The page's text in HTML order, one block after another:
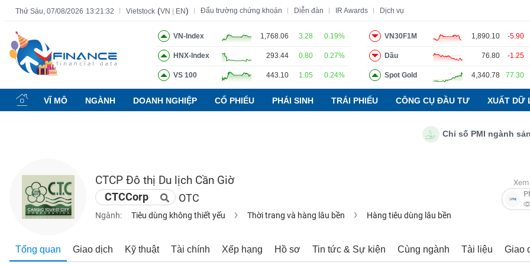
Thứ Sáu, 07/08/2026 13:21:33 Vietstock (VN EN) Đấu trường chứng khoán Diễn đàn IR Awards Dịch vụ
VN-Index 1,768.06 3.28 0.19%
HNX-Index 293.44 0.80 0.27%
VS 100 443.10 1.05 0.24%
VN30F1M 1,890.10 -5.90
Dầu 76.80 -1.25
Spot Gold 4,340.78 77.30
VĨ MÔ NGÀNH DOANH NGHIỆP CỔ PHIẾU PHÁI SINH TRÁI PHIẾU CÔNG CỤ ĐẦU TƯ XUẤT DỮ
Chỉ số PMI ngành sản
CTCP Đô thị Du lịch Cần Giờ
CTCCorp OTC
Ngành: Tiêu dùng không thiết yếu Thời trang và hàng lâu bền Hàng tiêu dùng lâu bền
Tổng quan Giao dịch Kỹ thuật Tài chính Xếp hạng Hồ sơ Tin tức & Sự kiện Cùng ngành Tài liệu Giao
Tất cả Tính năng Ngành Mã chứng khoán Lãnh đạo Báo cáo phân tích Thuật ngữ
Tính
năng
(-)
CHỨNG
KHOÁN
NGHIỆP